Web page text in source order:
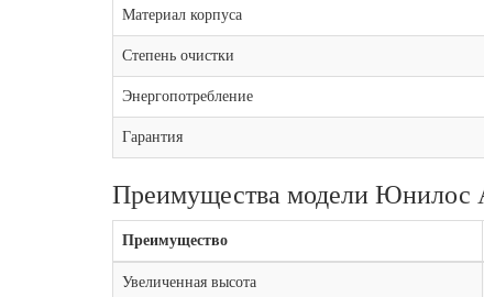
Материал корпуса
Степень очистки
Энергопотребление
Гарантия
Преимущества модели Юнилос
Преимущество
Увеличенная высота